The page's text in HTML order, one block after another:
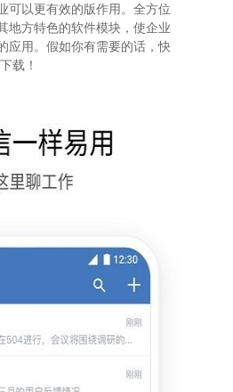
可以更有效的版作用。全方位
地方特色的软件模块，使企业
应用。假如你有需要的话，快
载！